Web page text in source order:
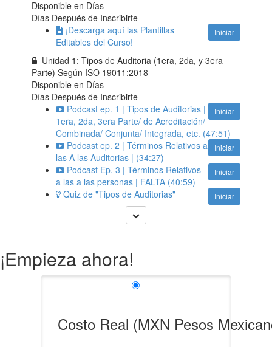
Disponible en Días
Días Después de Inscribirte
Iniciar
¡Descarga aquí las Plantillas
Editables del Curso!
Unidad 1: Tipos de Auditoria (1era, 2da, y 3era
Parte) Según ISO 19011:2018
Disponible en Días
Días Después de Inscribirte
Iniciar
Podcast ep. 1 | Tipos de Auditorias |
1era, 2da, 3era Parte/ de Acreditación/
Combinada/ Conjunta/ Integrada, etc. (47:51)
Iniciar
Podcast ep. 2 | Términos Relativos a
las A las Auditorias | (34:27)
Iniciar
Podcast Ep. 3 | Términos Relativos
a las a las personas | FALTA (40:59)
Iniciar
Quiz de "Tipos de Auditorias"
¡Empieza ahora!
Costo Real (MXN Pesos